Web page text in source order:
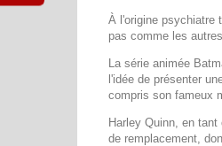
À l'origine psychiatre
pas comme les
La série animée
l'idée de présenter
compris son fameux
Harley Quinn, en
de remplacement,